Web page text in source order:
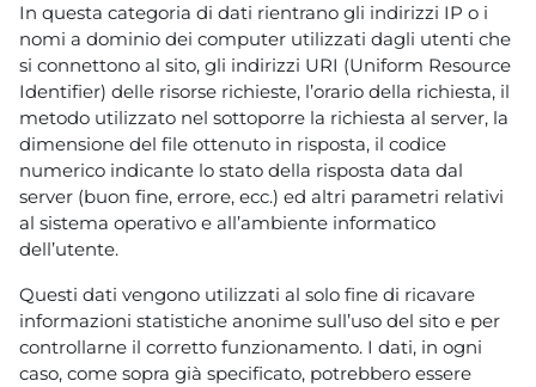
In questa categoria di dati rientrano gli indirizzi IP o i
nomi a dominio dei computer utilizzati dagli utenti che
si connettono al sito, gli indirizzi URI (Uniform Resource
Identifier) delle risorse richieste, l’orario della richiesta, il
metodo utilizzato nel sottoporre la richiesta al server, la
dimensione del file ottenuto in risposta, il codice
numerico indicante lo stato della risposta data dal
server (buon fine, errore, ecc.) ed altri parametri relativi
al sistema operativo e all’ambiente informatico
dell’utente.
Questi dati vengono utilizzati al solo fine di ricavare
informazioni statistiche anonime sull’uso del sito e per
controllarne il corretto funzionamento. I dati, in ogni
caso, come sopra già specificato, potrebbero essere